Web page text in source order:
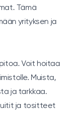
Tämä
yrityksen ja
Voit hoitaa
Muista,
ja tarkkaa.
ja tositteet